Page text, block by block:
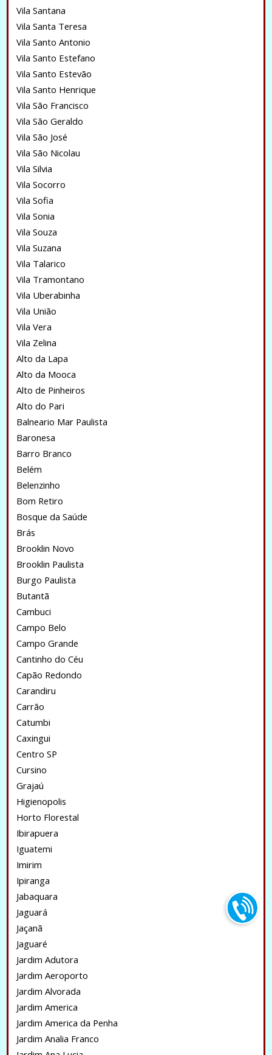
Vila Santana
Vila Santa Teresa
Vila Santo Antonio
Vila Santo Estefano
Vila Santo Estevão
Vila Santo Henrique
Vila São Francisco
Vila São Geraldo
Vila São José
Vila São Nicolau
Vila Silvia
Vila Socorro
Vila Sofia
Vila Sonia
Vila Souza
Vila Suzana
Vila Talarico
Vila Tramontano
Vila Uberabinha
Vila União
Vila Vera
Vila Zelina
Alto da Lapa
Alto da Mooca
Alto de Pinheiros
Alto do Pari
Balneario Mar Paulista
Baronesa
Barro Branco
Belém
Belenzinho
Bom Retiro
Bosque da Saúde
Brás
Brooklin Novo
Brooklin Paulista
Burgo Paulista
Butantã
Cambuci
Campo Belo
Campo Grande
Cantinho do Céu
Capão Redondo
Carandiru
Carrão
Catumbi
Caxingui
Centro SP
Cursino
Grajaú
Higienopolis
Horto Florestal
Ibirapuera
Iguatemi
Imirim
Ipiranga
Jabaquara
Jaguará
Jaçanã
Jaguaré
Jardim Adutora
Jardim Aeroporto
Jardim Alvorada
Jardim America
Jardim America da Penha
Jardim Analia Franco